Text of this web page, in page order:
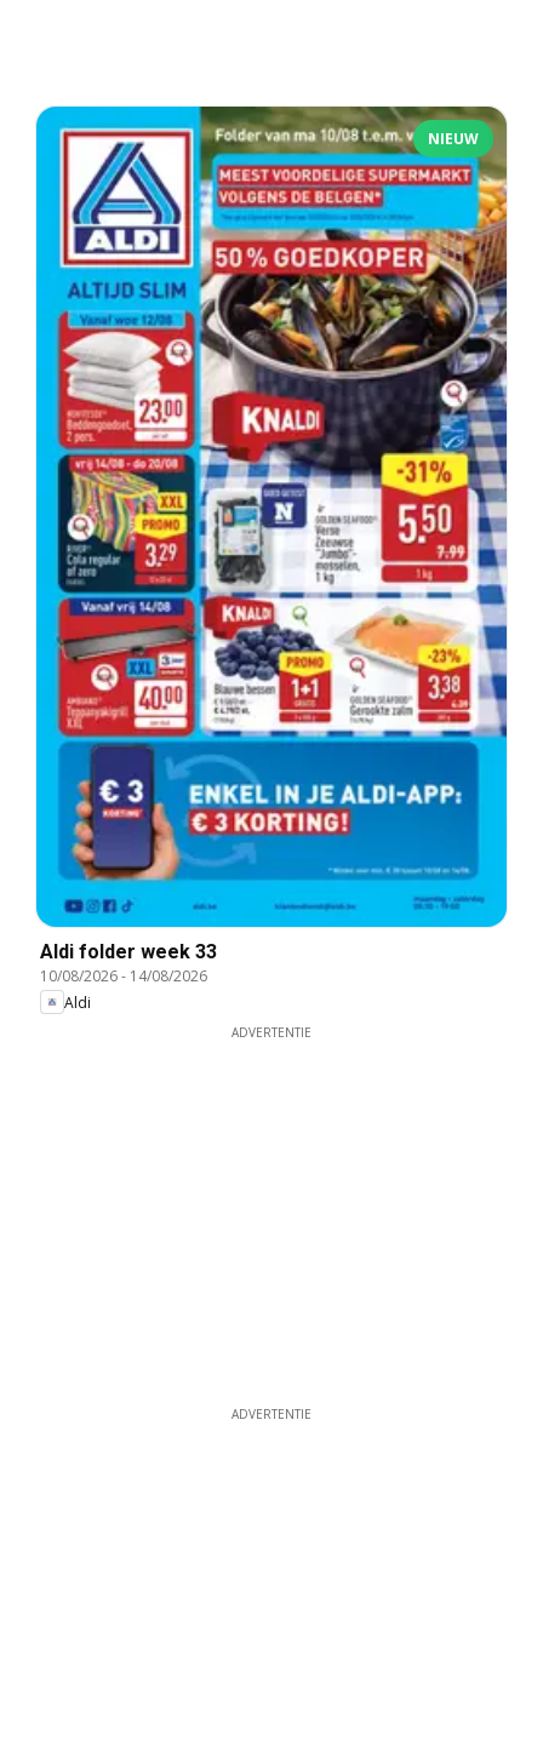
NIEUW
Aldi folder week 33
10/08/2026- 14/08/2026
Aldi
ADVERTENTIE
ADVERTENTIE